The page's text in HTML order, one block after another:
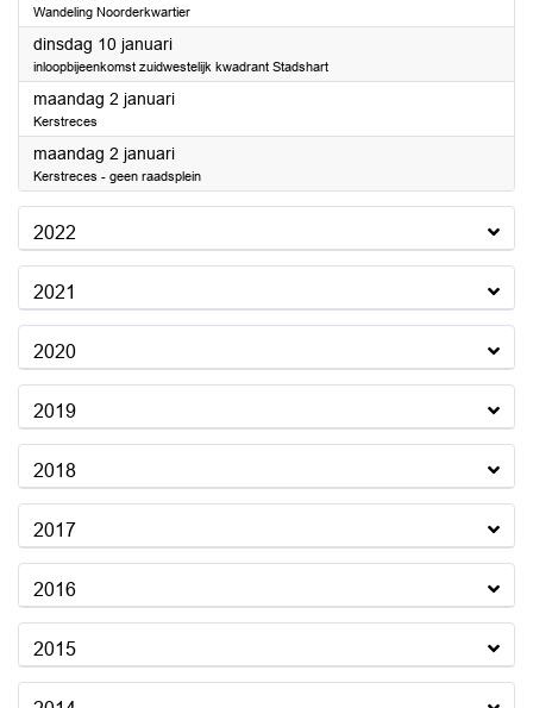
Wandeling Noorderkwartier
dinsdag 10 januari2023
inloopbijeenkomst zuidwestelijk kwadrant Stadshart
maandag 2 januari2023
Kerstreces
maandag 2 januari2023
Kerstreces - geen raadsplein
2022
2021
2020
2019
2018
2017
2016
2015